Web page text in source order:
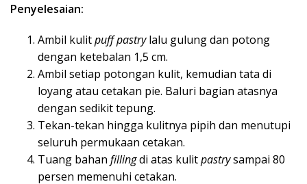
Penyelesaian:
Ambil kulitpuff pastrylalu gulung dan potong
dengan ketebalan 1,5 cm.
Ambil setiap potongan kulit, kemudian tata di
loyang atau cetakan pie. Baluri bagian atasnya
dengan sedikit tepung.
Tekan-tekan hingga kulitnya pipih dan menutupi
seluruh permukaan cetakan.
Tuang bahan fillingdi atas kulitpastrysampai 80
persen memenuhi cetakan.